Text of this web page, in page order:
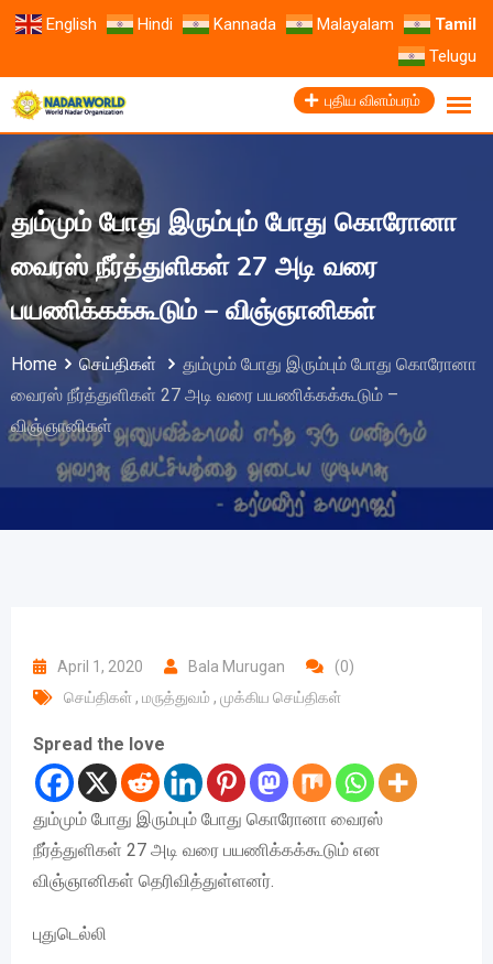
English Hindi Kannada Malayalam
Tamil
Telugu
புதிய விளம்பரம்
தும்மும் போது இரும்பும் போது கொரோனா
வைரஸ் நீர்த்துளிகள் 27 அடி வரை
பயணிக்கக்கூடும் – விஞ்ஞானிகள்
Home செய்திகள்
தும்மும் போது இரும்பும் போது கொரோனா
வைரஸ் நீர்த்துளிகள் 27 அடி வரை பயணிக்கக்கூடும் –
விஞ்ஞானிகள்
April 1, 2020 Bala Murugan
(0)
செய்திகள் , மருத்துவம் , முக்கிய செய்திகள்
Spread the love
தும்மும் போது இரும்பும் போது கொரோனா வைரஸ்
நீர்த்துளிகள் 27 அடி வரை பயணிக்கக்கூடும் என
விஞ்ஞானிகள் தெரிவித்துள்ளனர்.
புதுடெல்லி